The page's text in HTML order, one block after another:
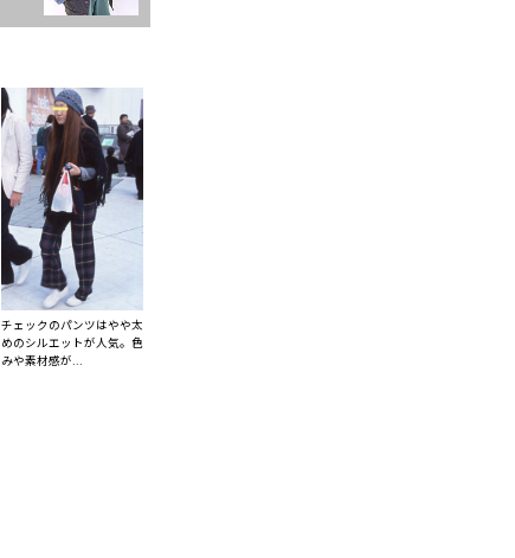
チェックのパンツはやや太
めのシルエットが人気。色
みや素材感が...